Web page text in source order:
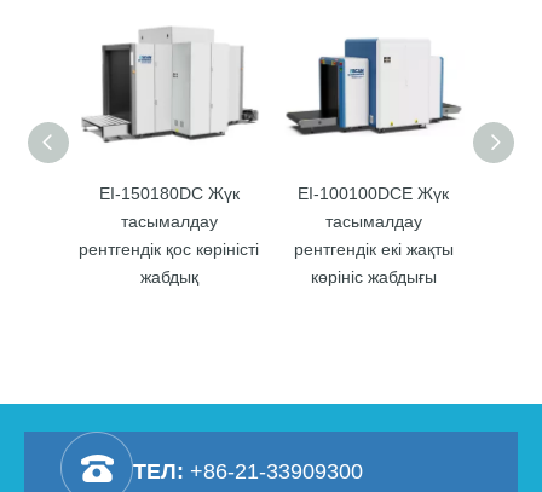
EI-150180DC Жүк
тасымалдау
рентгендік қос көріністі
жабдық
EI-100100DCE Жүк
тасымалдау
рентгендік екі жақты
көрініс жабдығы
ТЕЛ: +86-21-33909300